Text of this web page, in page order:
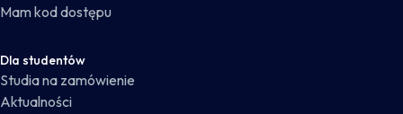
Mam kod dostępu
Dla studentów
Studia na zamówienie
Aktualności